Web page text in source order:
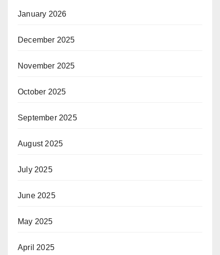
January 2026
December 2025
November 2025
October 2025
September 2025
August 2025
July 2025
June 2025
May 2025
April 2025